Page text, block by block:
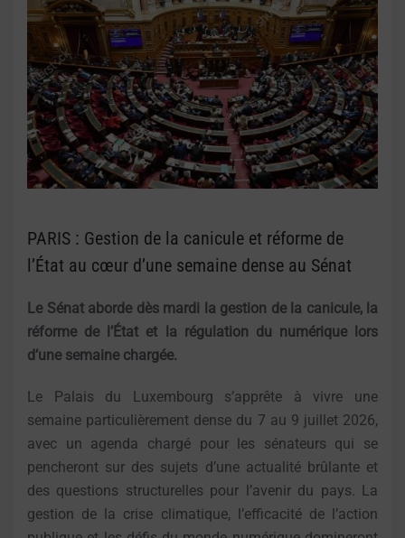
PARIS : Gestion de la canicule et réforme de
l’État au cœur d’une semaine dense au Sénat
Le Sénat aborde dès mardi la gestion de la canicule, la
réforme de l’État et la régulation du numérique lors
d’une semaine chargée.
Le Palais du Luxembourg s’apprête à vivre une
semaine particulièrement dense du 7 au 9 juillet 2026,
avec un agenda chargé pour les sénateurs qui se
pencheront sur des sujets d’une actualité brûlante et
des questions structurelles pour l’avenir du pays. La
gestion de la crise climatique, l’efficacité de l’action